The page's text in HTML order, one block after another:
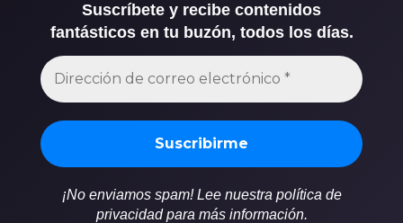
Suscríbete y recibe contenidos
fantásticos en tu buzón, todos los días.
¡No enviamos spam! Lee nuestra política de
privacidad para más información.